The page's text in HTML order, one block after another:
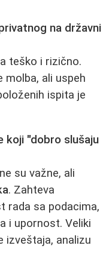
na državni
teško i rizično.
molba, ali uspeh
ispita je
koji "dobro slušaju
su važne, ali
. Zahteva
rada sa podacima,
i upornost. Veliki
izveštaja, analizu